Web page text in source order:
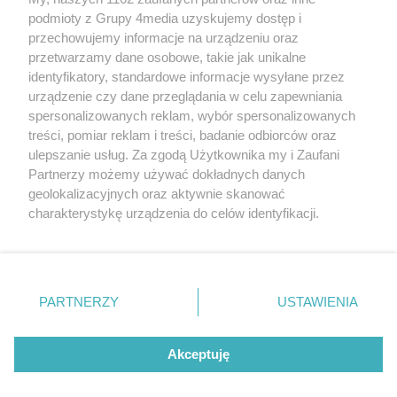
Redakcja Reklama Prywatność
Praca Łódź
the:protocol
Facebook.com
Youtube.com
podmioty z Grupy 4media uzyskujemy dostęp i
przechowujemy informacje na urządzeniu oraz
przetwarzamy dane osobowe, takie jak unikalne
identyfikatory, standardowe informacje wysyłane przez
urządzenie czy dane przeglądania w celu zapewniania
spersonalizowanych reklam, wybór spersonalizowanych
treści, pomiar reklam i treści, badanie odbiorców oraz
ulepszanie usług. Za zgodą Użytkownika my i Zaufani
Partnerzy możemy używać dokładnych danych
geolokalizacyjnych oraz aktywnie skanować
charakterystykę urządzenia do celów identyfikacji.
zmienić/wycofać klikając przycisk ustawień prywatności
znajdujący się w lewym dolnym rogu strony
. Niektóre
użytkownika, ale masz prawo sprzeciwić się takiemu
przetwarzaniu. Preferencje będą miały zastosowania tylko
PARTNERZY USTAWIENIA
Akceptuję